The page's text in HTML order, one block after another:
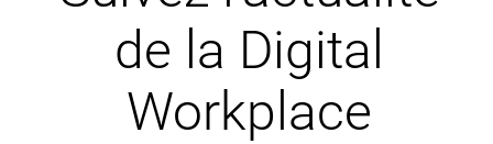
de la Digital
Workplace